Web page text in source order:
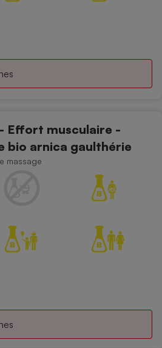
- Effort musculaire -
bio arnica gaulthérie
massage